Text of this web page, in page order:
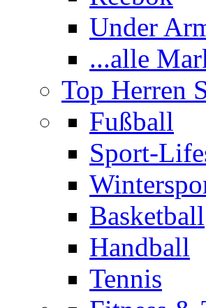
Under
...alle
Top Herren
Fußball
Sport-
Basketball
Handball
Tennis